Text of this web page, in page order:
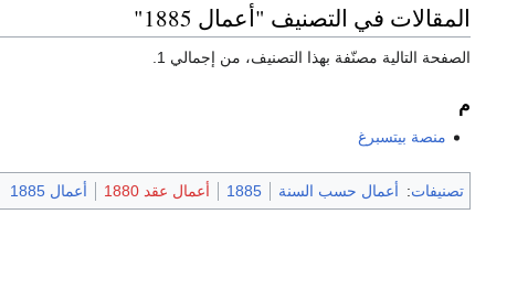
المقالات في التصنيف "أعمال 1885"
الصفحة التالية مصنّفة بهذا التصنيف، من إجمالي 1.
م
منصة بيتسبرغ
تصنيفات: أعمال حسب السنة 1885 أعمال عقد 1880 أعمال 1885